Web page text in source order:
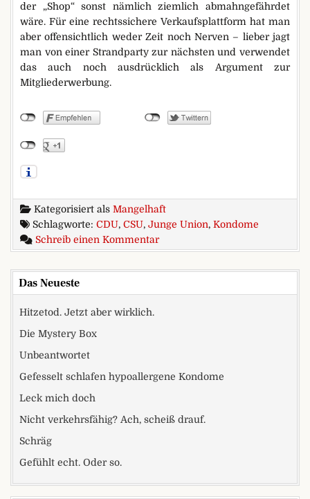
der „Shop“ sonst nämlich ziemlich abmahngefährdet
wäre. Für eine rechtssichere Verkaufsplattform hat man
aber offensichtlich weder Zeit noch Nerven – lieber jagt
man von einer Strandparty zur nächsten und verwendet
das auch noch ausdrücklich als Argument zur
Mitgliederwerbung.
Kategorisiert als Mangelhaft
Schlagworte: CDU, CSU, Junge Union, Kondome
Schreib einen Kommentarzu Wir verabschieden die
Das Neueste
Hitzetod. Jetzt aber wirklich.
Die Mystery Box
Unbeantwortet
Gefesselt schlafen hypoallergene Kondome
Leck mich doch
Nicht verkehrsfähig? Ach, scheiß drauf.
Schräg
Gefühlt echt. Oder so.